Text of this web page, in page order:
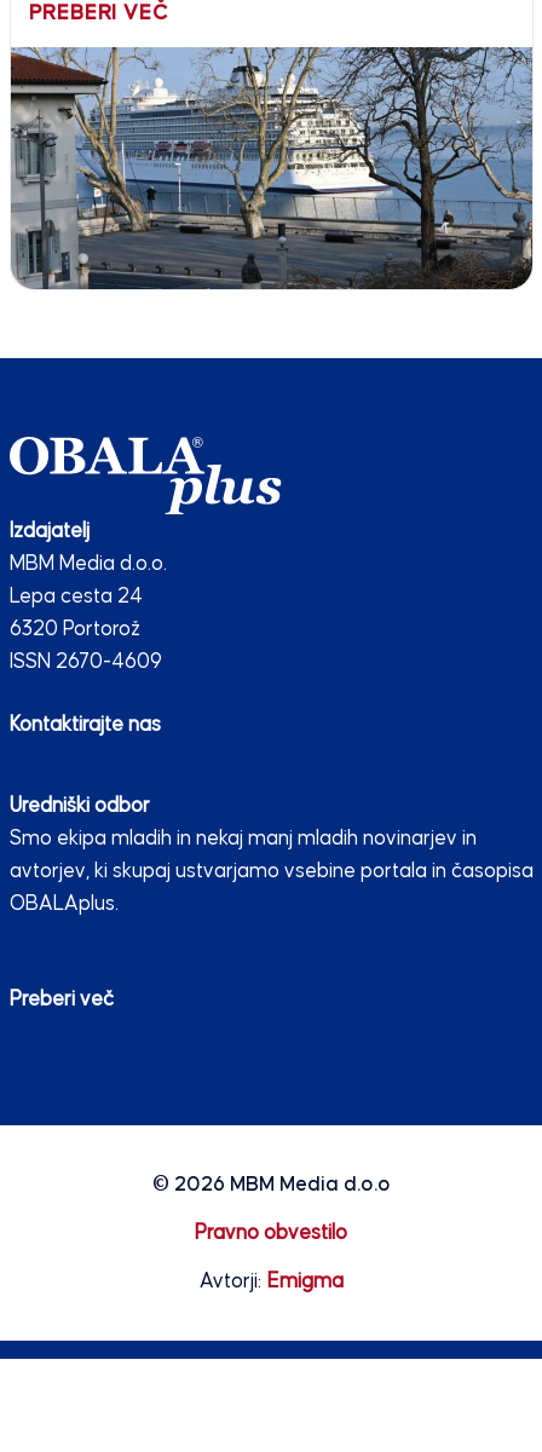
PREBERI VEČ
Izdajatelj
MBM Media d.o.o.
Lepa cesta 24
6320 Portorož
ISSN 2670-4609
Kontaktirajte nas
Uredniški odbor
Smo ekipa mladih in nekaj manj mladih novinarjev in
avtorjev, ki skupaj ustvarjamo vsebine portala in časopisa
OBALAplus.
Preberi več
© 2026 MBM Media d.o.o
Pravno obvestilo
Avtorji: Emigma